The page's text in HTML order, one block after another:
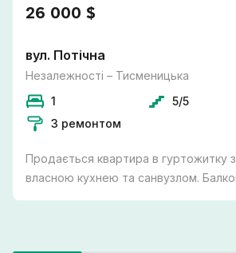
26 000 $
вул. Потічна
Незалежності – Тисменицька
1
5/5
З ремонтом
Продається квартира в гуртожитку з
власною кухнею та санвузлом. Балкон-